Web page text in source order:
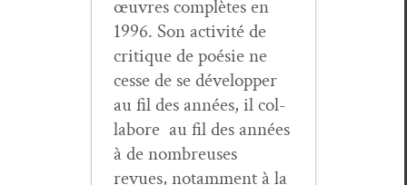
œuvres com­plètes en
1996. Son activ­ité de
cri­tique de poésie ne
cesse de se dévelop­per
au fil des années, il col­
la­bore au fil des années
à de nom­breuses
revues, notam­ment à la